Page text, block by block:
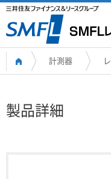
計測器
製品詳細